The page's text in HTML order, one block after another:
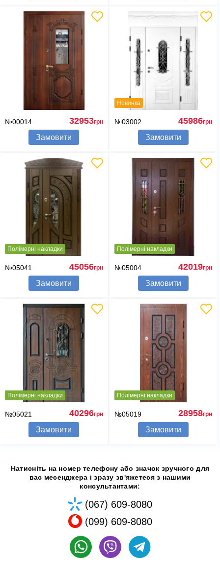
№00014 32953грн
Замовити
Новинка
№03002 45986грн
Замовити
Полімерні накладки
№05041 45056грн
Замовити
Полімерні накладки
№05004 42019грн
Замовити
Полімерні накладки
№05021 40296грн
Замовити
Полімерні накладки
№05019 28958грн
Замовити
Натисніть на номер телефону або значок зручного для
вас месенджера і зразу зв'яжетеся з нашими
консультантами:
(067) 609-8080
(099) 609-8080